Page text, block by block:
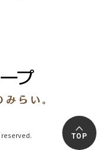
reserved. TOP